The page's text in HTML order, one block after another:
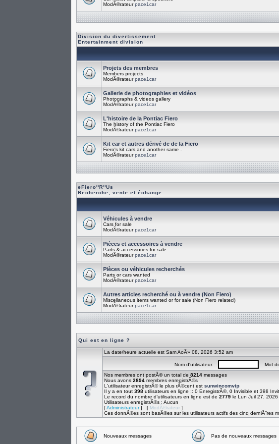
ModÃ©rateurpace1car
Division du divertissement
Entertainment division
Projets des membres
Members projects
ModÃ©rateurpace1car
Gallerie de photographies et vidéos
Photographs & videos gallery
ModÃ©rateurpace1car
L'histoire de la Pontiac Fiero
The history of the Pontiac Fiero
ModÃ©rateurpace1car
Kit car et autres dérivé de de la Fiero
Fiero's kit cars and another same .
ModÃ©rateurpace1car
eFiero''R''Us
Recherche, vente et échange
Véhicules à vendre
Cars for sale
ModÃ©rateurpace1car
Pièces et accessoires à vendre
Parts & accessories for sale
ModÃ©rateurpace1car
Pièces ou véhicules recherchés
Parts or cars wanted
ModÃ©rateurpace1car
Autres articles recherché ou à vendre (Non Fiero)
Miscellaneous items wanted or for sale (Non Fiero related)
ModÃ©rateurpace1car
Qui est en ligne ?
La date/heure actuelle est Sam AoÃ» 08, 2026 3:52 am
Nom d'utilisateur: Mot
Nos membres ont postÃ© un total de 8214messages
Nous avons 2894membres enregistrÃ©s
L'utilisateur enregistrÃ© le plus rÃ©cent est sunwincomvip
Il y a en tout 398utilisateurs en ligne :: 0 EnregistrÃ©, 0 Invisible et 398
Le record du nombre d'utilisateurs en ligne est de 2779le Lun Juil 27, 2026
Utilisateurs enregistrÃ©s : Aucun
[Administrateur] [ ModÃ©rateur]
Ces donnÃ©es sont basÃ©es sur les utilisateurs actifs des cinq derniÃ¨res
Nouveaux messages Pas de nouveaux messages